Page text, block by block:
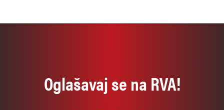
Oglašavaj se na RVA!